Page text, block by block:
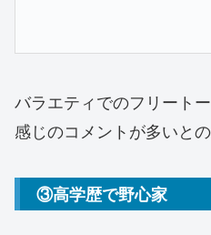
バラエティでのフリート
感じのコメントが多いと
③高学歴で野心家